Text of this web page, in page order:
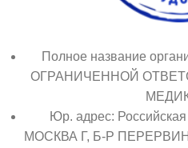
Полное название
ОГРАНИЧЕННОЙ
Юр. адрес:
МОСКВА Г, Б-Р